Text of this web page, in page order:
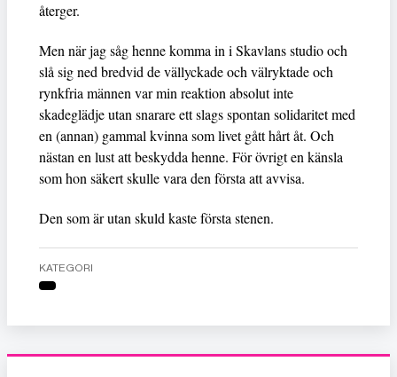
återger.
Men när jag såg henne komma in i Skavlans studio och
slå sig ned bredvid de vällyckade och välryktade och
rynkfria männen var min reaktion absolut inte
skadeglädje utan snarare ett slags spontan solidaritet med
en (annan) gammal kvinna som livet gått hårt åt. Och
nästan en lust att beskydda henne. För övrigt en känsla
som hon säkert skulle vara den första att avvisa.
Den som är utan skuld kaste första stenen.
KATEGORI